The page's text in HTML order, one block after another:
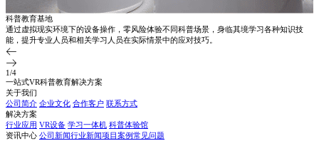
科普教育基地
通过虚拟现实环境下的设备操作，零风险体验不同科普场景，身临其境学习各种知识技
能，提升专业人员和相关学习人员在实际情景中的应对技巧。
1/4
一站式VR科普教育解决方案
关于我们
公司简介 企业文化 合作客户 联系方式
解决方案
行业应用 VR设备 学习一体机 科普体验馆
资讯中心 公司新闻行业新闻项目案例常见问题